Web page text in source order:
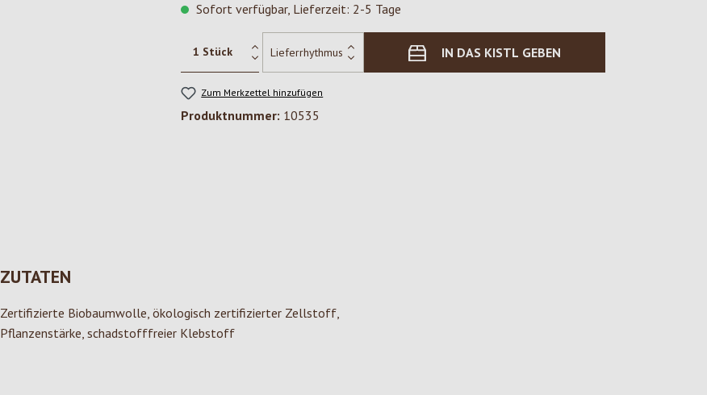
Sofort verfügbar, Lieferzeit: 2-5 Tage
IN DAS KISTL GEBEN
Zum Merkzettel hinzufügen
Produktnummer: 10535
ZUTATEN
Zertifizierte Biobaumwolle, ökologisch zertifizierter Zellstoff,
Pflanzenstärke, schadstofffreier Klebstoff